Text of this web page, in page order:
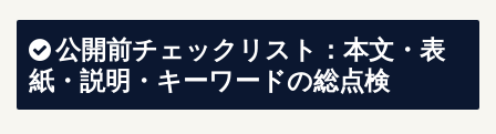
公開前チェックリスト：本文・表
紙・説明・キーワードの総点検